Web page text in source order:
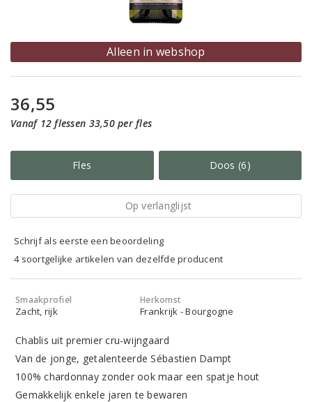
Alleen in webshop
36,55
Vanaf 12 flessen 33,50 per fles
Fles Doos (6)
Op verlanglijst
Schrijf als eerste een beoordeling
4 soortgelijke artikelen van dezelfde producent
Smaakprofiel
Zacht, rijk
Herkomst
Frankrijk - Bourgogne
Chablis uit premier cru-wijngaard
Van de jonge, getalenteerde Sébastien Dampt
100% chardonnay zonder ook maar een spatje hout
Gemakkelijk enkele jaren te bewaren